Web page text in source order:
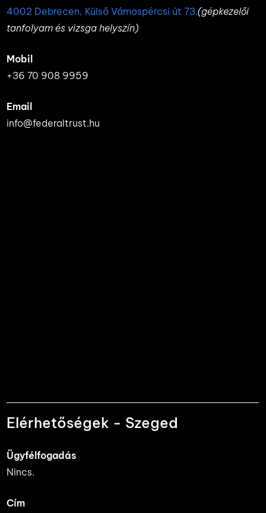
4002 Debrecen, Külső Vámospércsi út 73.(gépkezelői
tanfolyam és vizsga helyszín)
Mobil
+36 70 908 9959
Email
info@federaltrust.hu
Elérhetőségek - Szeged
Ügyfélfogadás
Nincs.
Cím